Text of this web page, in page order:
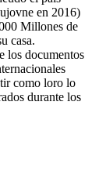
en 2016)
Millones de
casa.
los documentos
como loro lo
durante los